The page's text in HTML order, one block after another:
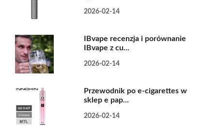
2026-02-14
IBvape recenzja i porównanie
IBvape z cu...
2026-02-14
Przewodnik po e-cigarettes w
sklep e pap...
2026-02-14